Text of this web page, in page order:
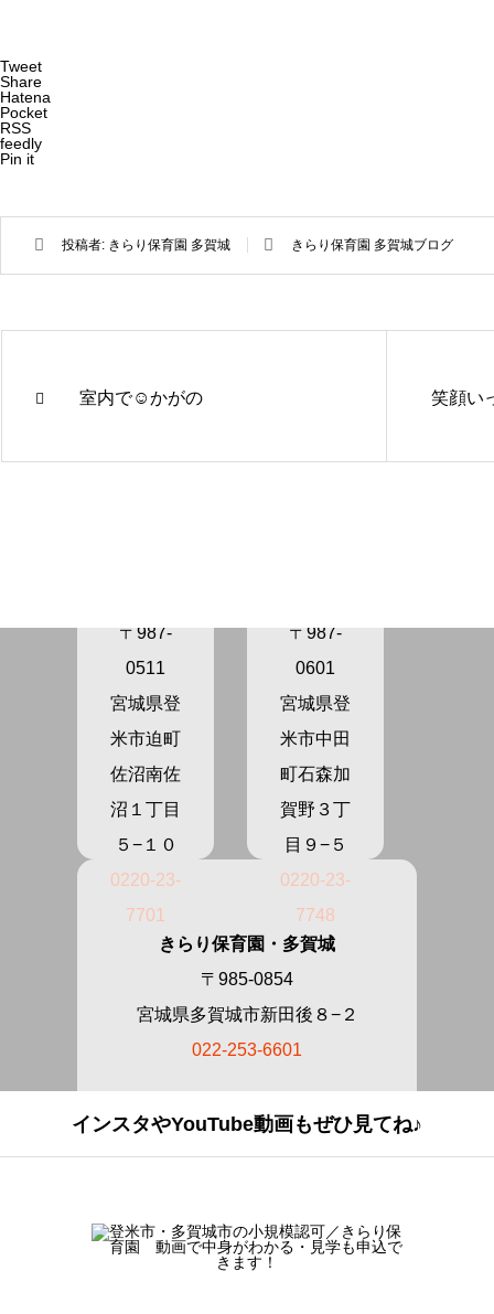
Tweet
Share
Hatena
Pocket
RSS
feedly
Pin it
投稿者: きらり保育園 多賀城 きらり保育園 多賀城ブログ
室内で☺️かがの 笑顔い
〒987-
0511
宮城県登
米市迫町
佐沼南佐
沼１丁目
５−１０
0220-23-
7701
〒987-
0601
宮城県登
米市中田
町石森加
賀野３丁
目９−５
0220-23-
7748
きらり保育園・多賀城
〒985-0854
宮城県多賀城市新田後８−２
022-253-6601
インスタやYouTube動画もぜひ見てね♪